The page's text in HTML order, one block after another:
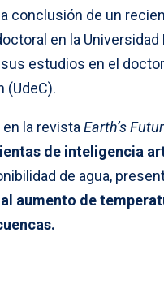
conclusión de un
en la
estudios en el
(UdeC).
la revista Earth’s
de inteligencia
de agua,
aumento de